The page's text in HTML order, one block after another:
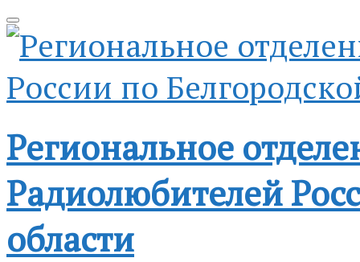
Региональное
Радиолюбителей
области